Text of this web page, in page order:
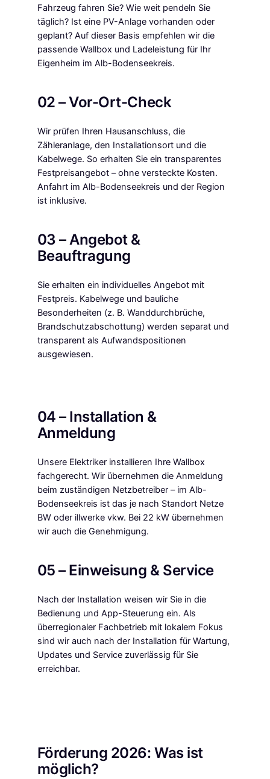
Fahrzeug fahren Sie? Wie weit pendeln Sie
täglich? Ist eine PV-Anlage vorhanden oder
geplant? Auf dieser Basis empfehlen wir die
passende Wallbox und Ladeleistung für Ihr
Eigenheim im Alb-Bodenseekreis.
02 – Vor-Ort-Check
Wir prüfen Ihren Hausanschluss, die
Zähleranlage, den Installationsort und die
Kabelwege. So erhalten Sie ein transparentes
Festpreisangebot – ohne versteckte Kosten.
Anfahrt im Alb-Bodenseekreis und der Region
ist inklusive.
03 – Angebot &
Beauftragung
Sie erhalten ein individuelles Angebot mit
Festpreis. Kabelwege und bauliche
Besonderheiten (z. B. Wanddurchbrüche,
Brandschutzabschottung) werden separat und
transparent als Aufwandspositionen
ausgewiesen.
04 – Installation &
Anmeldung
Unsere Elektriker installieren Ihre Wallbox
fachgerecht. Wir übernehmen die Anmeldung
beim zuständigen Netzbetreiber – im Alb-
Bodenseekreis ist das je nach Standort Netze
BW oder illwerke vkw. Bei 22 kW übernehmen
wir auch die Genehmigung.
05 – Einweisung & Service
Nach der Installation weisen wir Sie in die
Bedienung und App-Steuerung ein. Als
überregionaler Fachbetrieb mit lokalem Fokus
sind wir auch nach der Installation für Wartung,
Updates und Service zuverlässig für Sie
erreichbar.
Förderung 2026: Was ist
möglich?